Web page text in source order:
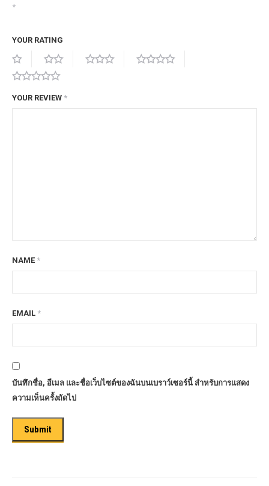
*
YOUR RATING
YOUR REVIEW *
NAME *
EMAIL *
บันทึกชื่อ, อีเมล และชื่อเว็บไซต์ของฉันบนเบราว์เซอร์นี้ สำหรับการแสดง
ความเห็นครั้งถัดไป